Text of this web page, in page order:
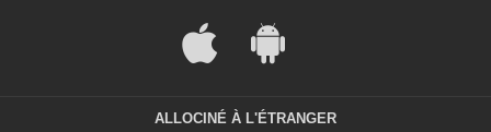
ALLOCINÉ À L'ÉTRANGER